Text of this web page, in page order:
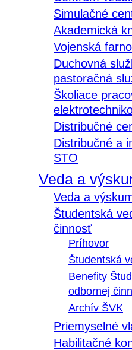
Simulačné
Akademická
Vojenská
Duchovná
pastoračná
Školiace
Distribučné
Distribučné a
STO
Veda a
Veda a
Študentská
činnosť
Príhovor
Študentská
Benefity
odbornej
Archív ŠVK
Priemyselné
Habilitačné